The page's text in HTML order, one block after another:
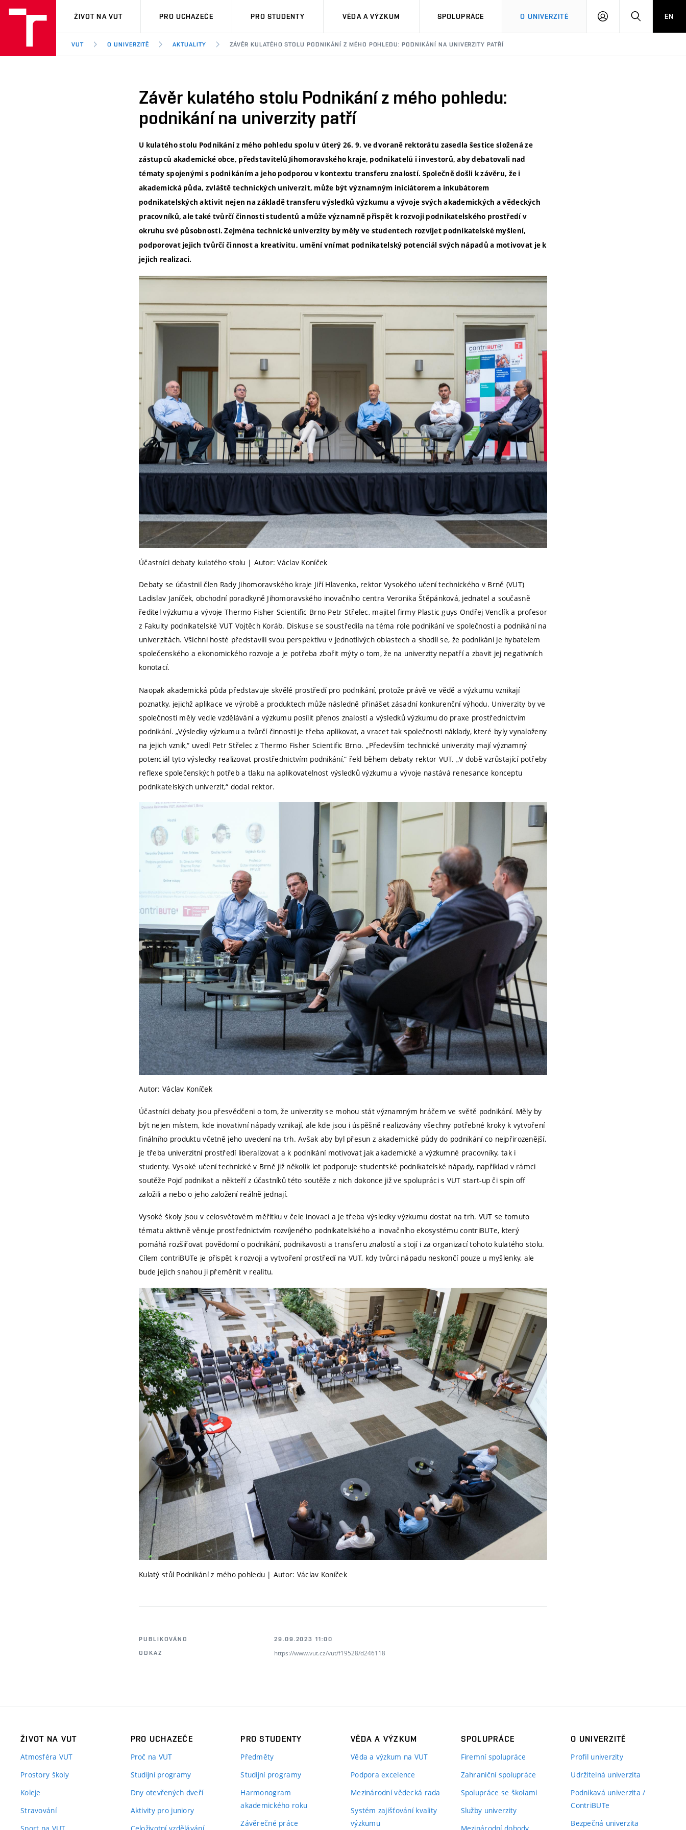
VUT
ŽIVOT NA VUT PRO UCHAZEČE PRO STUDENTY VĚDA A VÝZKUM SPOLUPRÁCE O UNIVERZITĚ
PŘIHLÁSIT HLEDATEN
VUT O UNIVERZITĚ AKTUALITY ZÁVĚR KULATÉHO STOLU PODNIKÁNÍ Z MÉHO POHLEDU: PODNIKÁNÍ NA UNIVERZITY PATŘÍ
Závěr kulatého stolu Podnikání z mého pohledu:
podnikání na univerzity patří
U kulatého stolu Podnikání z mého pohledu spolu v úterý 26. 9. ve dvoraně rektorátu zasedla šestice složená ze
zástupců akademické obce, představitelů Jihomoravského kraje, podnikatelů i investorů, aby debatovali nad
tématy spojenými s podnikáním a jeho podporou v kontextu transferu znalostí. Společně došli k závěru, že i
akademická půda, zvláště technických univerzit, může být významným iniciátorem a inkubátorem
podnikatelských aktivit nejen na základě transferu výsledků výzkumu a vývoje svých akademických a vědeckých
pracovníků, ale také tvůrčí činnosti studentů a může významně přispět k rozvoji podnikatelského prostředí v
okruhu své působnosti. Zejména technické univerzity by měly ve studentech rozvíjet podnikatelské myšlení,
podporovat jejich tvůrčí činnost a kreativitu, umění vnímat podnikatelský potenciál svých nápadů a motivovat je k
jejich realizaci.
Účastníci debaty kulatého stolu | Autor: Václav Koníček
Debaty se účastnil člen Rady Jihomoravského kraje Jiří Hlavenka, rektor Vysokého učení technického v Brně (VUT)
Ladislav Janíček, obchodní poradkyně Jihomoravského inovačního centra Veronika Štěpánková, jednatel a současně
ředitel výzkumu a vývoje Thermo Fisher Scientific Brno Petr Střelec, majitel firmy Plastic guys Ondřej Venclík a profesor
z Fakulty podnikatelské VUT Vojtěch Koráb. Diskuse se soustředila na téma role podnikání ve společnosti a podnikání na
univerzitách. Všichni hosté představili svou perspektivu v jednotlivých oblastech a shodli se, že podnikání je hybatelem
společenského a ekonomického rozvoje a je potřeba zbořit mýty o tom, že na univerzity nepatří a zbavit jej negativních
konotací.
Naopak akademická půda představuje skvělé prostředí pro podnikání, protože právě ve vědě a výzkumu vznikají
poznatky, jejichž aplikace ve výrobě a produktech může následně přinášet zásadní konkurenční výhodu. Univerzity by ve
společnosti měly vedle vzdělávání a výzkumu posílit přenos znalostí a výsledků výzkumu do praxe prostřednictvím
podnikání. „Výsledky výzkumu a tvůrčí činnosti je třeba aplikovat, a vracet tak společnosti náklady, které byly vynaloženy
na jejich vznik,“ uvedl Petr Střelec z Thermo Fisher Scientific Brno. „Především technické univerzity mají významný
potenciál tyto výsledky realizovat prostřednictvím podnikání,“ řekl během debaty rektor VUT. „V době vzrůstající potřeby
reflexe společenských potřeb a tlaku na aplikovatelnost výsledků výzkumu a vývoje nastává renesance konceptu
podnikatelských univerzit,“ dodal rektor.
Autor: Václav Koníček
Účastníci debaty jsou přesvědčeni o tom, že univerzity se mohou stát významným hráčem ve světě podnikání. Měly by
být nejen místem, kde inovativní nápady vznikají, ale kde jsou i úspěšně realizovány všechny potřebné kroky k vytvoření
finálního produktu včetně jeho uvedení na trh. Avšak aby byl přesun z akademické půdy do podnikání co nejpřirozenější,
je třeba univerzitní prostředí liberalizovat a k podnikání motivovat jak akademické a výzkumné pracovníky, tak i
studenty. Vysoké učení technické v Brně již několik let podporuje studentské podnikatelské nápady, například v rámci
soutěže Pojď podnikat a někteří z účastníků této soutěže z nich dokonce již ve spolupráci s VUT start-up či spin off
založili a nebo o jeho založení reálně jednají.
Vysoké školy jsou v celosvětovém měřítku v čele inovací a je třeba výsledky výzkumu dostat na trh. VUT se tomuto
tématu aktivně věnuje prostřednictvím rozvíjeného podnikatelského a inovačního ekosystému contriBUTe, který
pomáhá rozšiřovat povědomí o podnikání, podnikavosti a transferu znalostí a stojí i za organizací tohoto kulatého stolu.
Cílem contriBUTe je přispět k rozvoji a vytvoření prostředí na VUT, kdy tvůrci nápadu neskončí pouze u myšlenky, ale
bude jejich snahou ji přeměnit v realitu.
Kulatý stůl Podnikání z mého pohledu | Autor: Václav Koníček
PUBLIKOVÁNO
29.09.2023 11:00
ODKAZ
https://www.vut.cz/vut/f19528/d246118
ŽIVOT NA VUT
Atmosféra VUT
Prostory školy
Koleje
Stravování
Sport na VUT
PRO UCHAZEČE
Proč na VUT
Studijní programy
Dny otevřených dveří
Aktivity pro juniory
Celoživotní vzdělávání
PRO STUDENTY
Předměty
Studijní programy
Harmonogram
akademického roku
Závěrečné práce
VĚDA A VÝZKUM
Věda a výzkum na VUT
Podpora excelence
Mezinárodní vědecká rada
Systém zajišťování kvality
výzkumu
SPOLUPRÁCE
Firemní spolupráce
Zahraniční spolupráce
Spolupráce se školami
Služby univerzity
Mezinárodní dohody
O UNIVERZITĚ
Profil univerzity
Udržitelná univerzita
Podnikavá univerzita /
ContriBUTe
Bezpečná univerzita